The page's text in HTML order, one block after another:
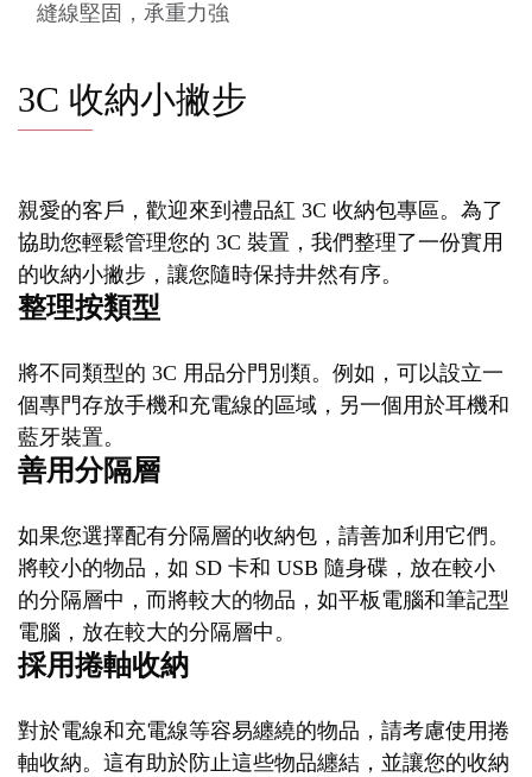
縫線堅固，承重力強
3C 收納小撇步
親愛的客戶，歡迎來到禮品紅 3C 收納包專區。為了
協助您輕鬆管理您的 3C 裝置，我們整理了一份實用
的收納小撇步，讓您隨時保持井然有序。
整理按類型
將不同類型的 3C 用品分門別類。例如，可以設立一
個專門存放手機和充電線的區域，另一個用於耳機和
藍牙裝置。
善用分隔層
如果您選擇配有分隔層的收納包，請善加利用它們。
將較小的物品，如 SD 卡和 USB 隨身碟，放在較小
的分隔層中，而將較大的物品，如平板電腦和筆記型
電腦，放在較大的分隔層中。
採用捲軸收納
對於電線和充電線等容易纏繞的物品，請考慮使用捲
軸收納。這有助於防止這些物品纏結，並讓您的收納